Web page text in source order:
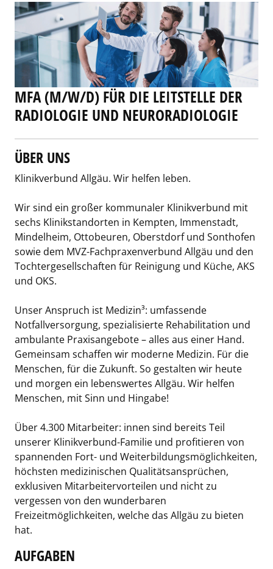
MFA (M/W/D) FÜR DIE LEITSTELLE DER
RADIOLOGIE UND NEURORADIOLOGIE
ÜBER UNS
Klinikverbund Allgäu. Wir helfen leben.
Wir sind ein großer kommunaler Klinikverbund mit
sechs Klinikstandorten in Kempten, Immenstadt,
Mindelheim, Ottobeuren, Oberstdorf und Sonthofen
sowie dem MVZ-Fachpraxenverbund Allgäu und den
Tochtergesellschaften für Reinigung und Küche, AKS
und OKS.
Unser Anspruch ist Medizin³: umfassende
Notfallversorgung, spezialisierte Rehabilitation und
ambulante Praxisangebote – alles aus einer Hand.
Gemeinsam schaffen wir moderne Medizin. Für die
Menschen, für die Zukunft. So gestalten wir heute
und morgen ein lebenswertes Allgäu. Wir helfen
Menschen, mit Sinn und Hingabe!
Über 4.300 Mitarbeiter: innen sind bereits Teil
unserer Klinikverbund-Familie und profitieren von
spannenden Fort- und Weiterbildungsmöglichkeiten,
höchsten medizinischen Qualitätsansprüchen,
exklusiven Mitarbeitervorteilen und nicht zu
vergessen von den wunderbaren
Freizeitmöglichkeiten, welche das Allgäu zu bieten
hat.
AUFGABEN